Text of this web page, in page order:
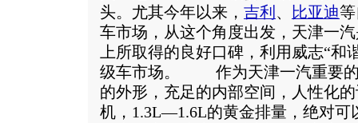
头。尤其今年以来， 吉利 、 比亚迪
车市场，从这个角度出发，天津一
上所取得的良好口碑，利用威志“和
级车市场。 作为天津一汽重要的
的外形，充足的内部空间，人性化
机，1.3L—1.6L的黄金排量，绝对可